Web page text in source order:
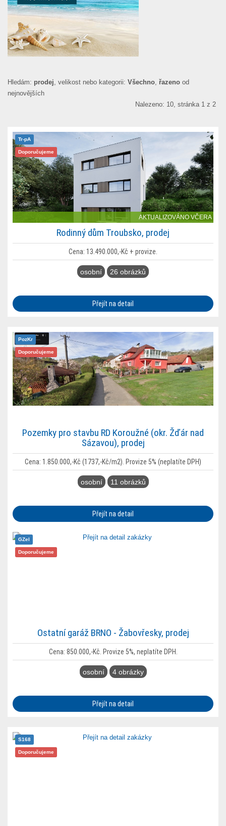
Hledám: prodej, velikost nebo kategorii: Všechno, řazeno od
nejnovějších
Nalezeno: 10, stránka 1 z 2
AKTUALIZOVÁNO VČERA
Tr-pA
Doporučujeme
Rodinný dům Troubsko, prodej
Cena: 13.490.000,-Kč + provize.
osobní 26 obrázků
Přejít na detail
PozKr
Doporučujeme
Pozemky pro stavbu RD Koroužné (okr. Žďár nad
Sázavou), prodej
Cena: 1.850.000,-Kč (1737,-Kč/m2). Provize 5% (neplatíte DPH)
osobní 11 obrázků
Přejít na detail
GZel
Doporučujeme
Ostatní garáž BRNO - Žabovřesky, prodej
Cena: 850.000,-Kč. Provize 5%, neplatíte DPH.
osobní 4 obrázky
Přejít na detail
S168
Doporučujeme